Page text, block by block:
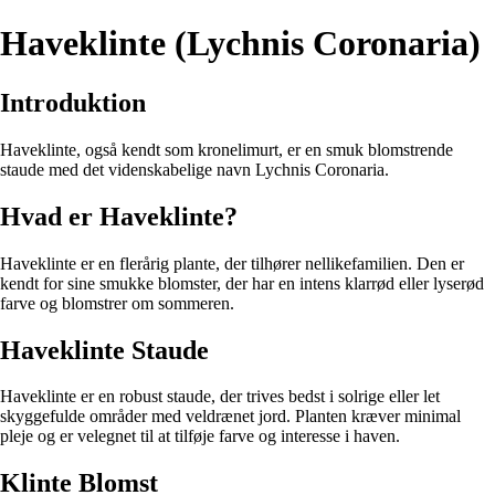
Haveklinte (Lychnis Coronaria)
Introduktion
Haveklinte, også kendt som kronelimurt, er en smuk blomstrende
staude med det videnskabelige navn Lychnis Coronaria.
Hvad er Haveklinte?
Haveklinte er en flerårig plante, der tilhører nellikefamilien. Den er
kendt for sine smukke blomster, der har en intens klarrød eller lyserød
farve og blomstrer om sommeren.
Haveklinte Staude
Haveklinte er en robust staude, der trives bedst i solrige eller let
skyggefulde områder med veldrænet jord. Planten kræver minimal
pleje og er velegnet til at tilføje farve og interesse i haven.
Klinte Blomst